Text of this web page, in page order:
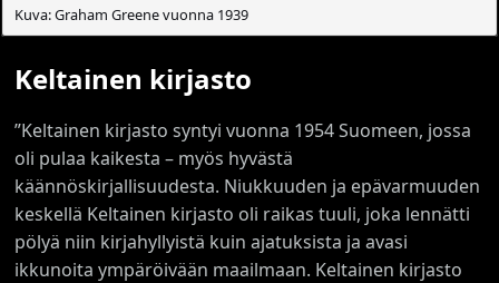
Kuva: Graham Greene vuonna 1939
Keltainen kirjasto
”Keltainen kirjasto syntyi vuonna 1954 Suomeen, jossa
oli pulaa kaikesta – myös hyvästä
käännöskirjallisuudesta. Niukkuuden ja epävarmuuden
keskellä Keltainen kirjasto oli raikas tuuli, joka lennätti
pölyä niin kirjahyllyistä kuin ajatuksista ja avasi
ikkunoita ympäröivään maailmaan. Keltainen kirjasto